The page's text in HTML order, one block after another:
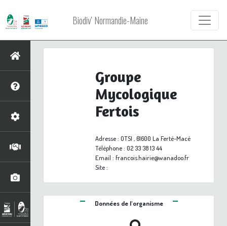
Biodiv' Normandie-Maine
Groupe
Mycologique
Fertois
Adresse: OTSI , 61600 La Ferté-Macé
Téléphone: 02 33 38 13 44
Email : francois.hairie@wanadoo.fr
Site:
Données de l'organisme